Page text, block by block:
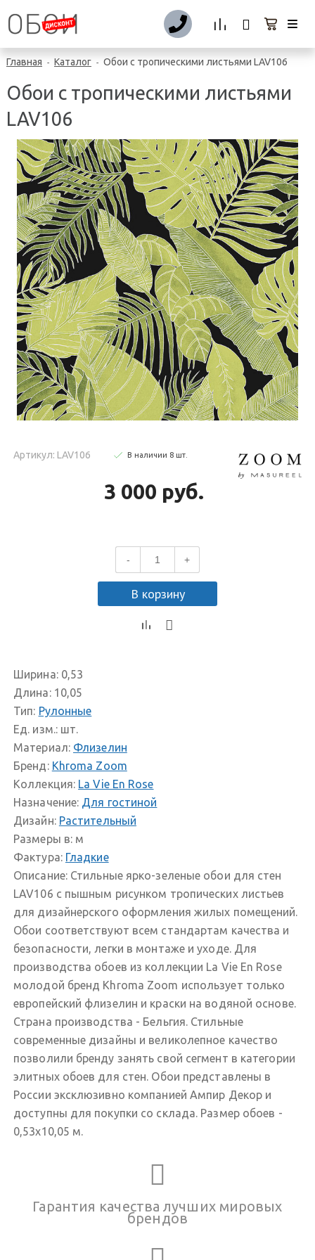
Главная - Каталог - Обои с тропическими листьями LAV106
Обои с тропическими листьями
LAV106
Артикул: LAV106 В наличии 8 шт
3 000 руб.
- +
В корзину
Ширина:0,53
Длина:10,05
Тип: Рулонные
Ед. изм.:шт.
Материал: Флизелин
Бренд: Khroma Zoom
Коллекция: La Vie En Rose
Назначение: Для гостиной
Дизайн: Растительный
Размеры в: м
Фактура: Гладкие
Описание:Стильные ярко-зеленые обои для стен
LAV106 с пышным рисунком тропических листьев
для дизайнерского оформления жилых помещений.
Обои соответствуют всем стандартам качества и
безопасности, легки в монтаже и уходе. Для
производства обоев из коллекции La Vie En Rose
молодой бренд Khroma Zoom использует только
европейский флизелин и краски на водяной основе.
Страна производства - Бельгия. Стильные
современные дизайны и великолепное качество
позволили бренду занять свой сегмент в категории
элитных обоев для стен. Обои представлены в
России эксклюзивно компанией Ампир Декор и
доступны для покупки со склада. Размер обоев -
0,53х10,05 м.
Гарантия качества лучших мировых
брендов